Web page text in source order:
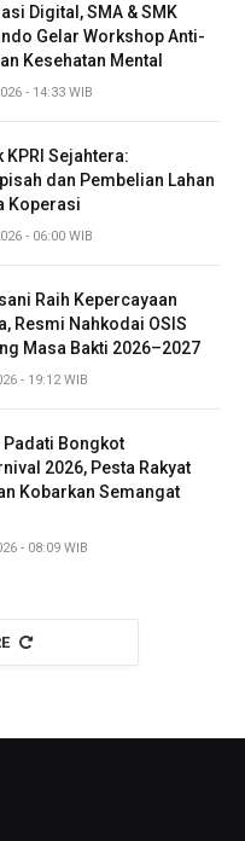
Digital, SMA & SMK
Gelar Workshop Anti-
Kesehatan Mental
- 14:33 WIB
KPRI Sejahtera:
dan Pembelian Lahan
Koperasi
- 06:00 WIB
Raih Kepercayaan
Resmi Nahkodai OSIS
Masa Bakti 2026–2027
- 19:12 WIB
Padati Bongkot
2026, Pesta Rakyat
Kobarkan Semangat
- 08:09 WIB